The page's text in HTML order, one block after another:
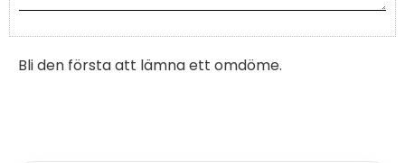
Bli den första att lämna ett omdöme.